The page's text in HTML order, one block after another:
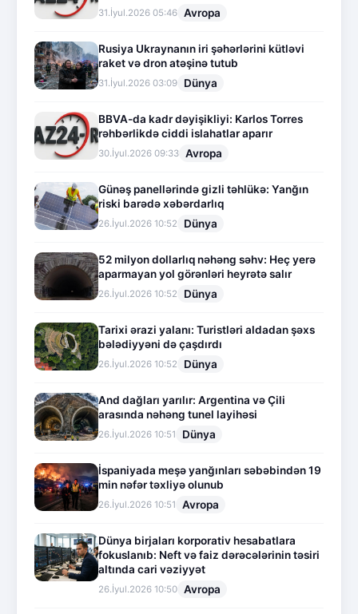
31.İyul.2026 05:46 Avropa
Rusiya Ukraynanın iri şəhərlərini kütləvi
raket və dron atəşinə tutub
31.İyul.2026 03:09 Dünya
BBVA-da kadr dəyişikliyi: Karlos Torres
rəhbərlikdə ciddi islahatlar aparır
30.İyul.2026 09:33 Avropa
Günəş panellərində gizli təhlükə: Yanğın
riski barədə xəbərdarlıq
26.İyul.2026 10:52 Dünya
52 milyon dollarlıq nəhəng səhv: Heç yerə
aparmayan yol görənləri heyrətə salır
26.İyul.2026 10:52 Dünya
Tarixi ərazi yalanı: Turistləri aldadan şəxs
bələdiyyəni də çaşdırdı
26.İyul.2026 10:52 Dünya
And dağları yarılır: Argentina və Çili
arasında nəhəng tunel layihəsi
26.İyul.2026 10:51 Dünya
İspaniyada meşə yanğınları səbəbindən 19
min nəfər təxliyə olunub
26.İyul.2026 10:51 Avropa
Dünya birjaları korporativ hesabatlara
fokuslanıb: Neft və faiz dərəcələrinin təsiri
altında cari vəziyyət
26.İyul.2026 10:50 Avropa